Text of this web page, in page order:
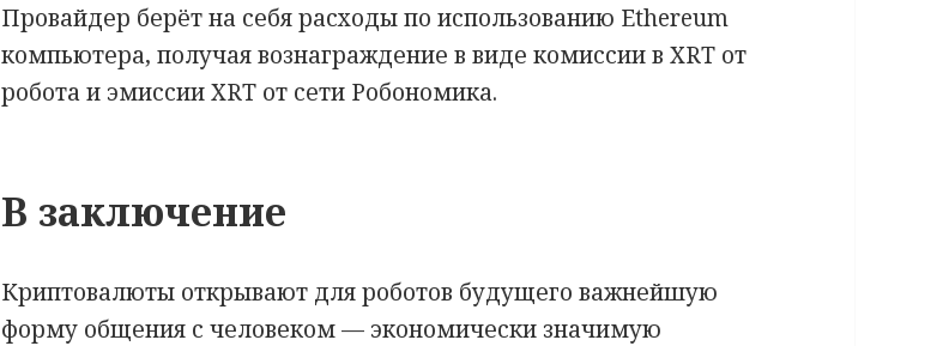
Провайдер берёт на себя расходы по использованию Ethereum
компьютера, получая вознаграждение в виде комиссии в XRT от
робота и эмиссии XRT от сети Робономика.
В заключение
Криптовалюты открывают для роботов будущего важнейшую
форму общения с человеком — экономически значимую